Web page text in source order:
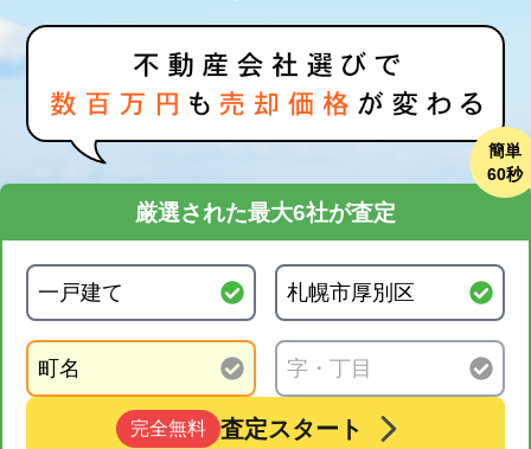
簡単
60秒
厳選された最大6社が査定
完全無料 査定スタート